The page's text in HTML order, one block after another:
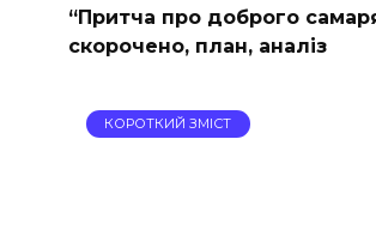
“Притча про доброго
скорочено, план, аналіз
КОРОТКИЙ ЗМІСТ